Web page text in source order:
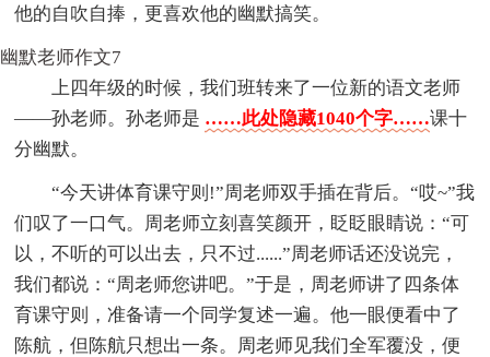
他的自吹自捧，更喜欢他的幽默搞笑。
幽默老师作文7
上四年级的时候，我们班转来了一位新的语文老师
——孙老师。孙老师是 ……此处隐藏1040个字……课十
分幽默。
“今天讲体育课守则!”周老师双手插在背后。“哎~”我
们叹了一口气。周老师立刻喜笑颜开，眨眨眼睛说：“可
以，不听的可以出去，只不过......”周老师话还没说完，
我们都说：“周老师您讲吧。”于是，周老师讲了四条体
育课守则，准备请一个同学复述一遍。他一眼便看中了
陈航，但陈航只想出一条。周老师见我们全军覆没，便